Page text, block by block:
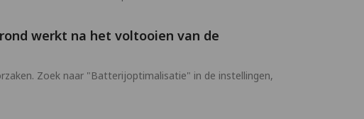
werkt na het voltooien van de
Zoek naar "Batterijoptimalisatie" in de instellingen,